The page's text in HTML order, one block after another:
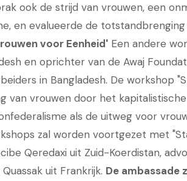
ook de strijd van vrouwen, een
en evalueerde de
voor Eenheid' Een andere
en oprichter van de Awaj
in Bangladesh. De workshop
van vrouwen door het
als de uitweg voor
zal worden voortgezet met
Qeredaxi uit Zuid-Koerdistan,
uit Frankrijk. De ambassade